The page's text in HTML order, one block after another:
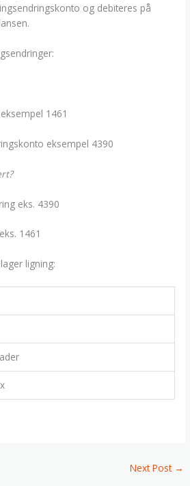
og debiteres på
1461
eksempel 4390
eks. 4390
1461
ligning:
Next Post →